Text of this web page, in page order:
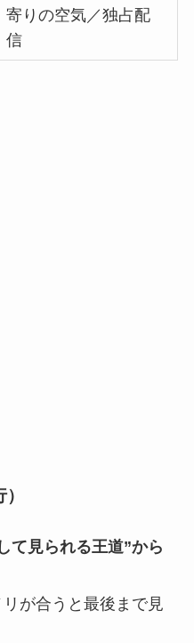
寄りの空気／独占配
信
て見られる王道”から
が合うと最後まで見